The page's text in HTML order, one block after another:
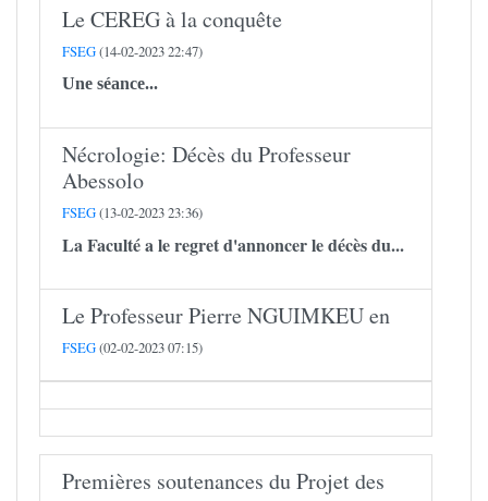
Le CEREG à la conquête
FSEG(14-02-2023 22:47)
Une séance...
Nécrologie: Décès du Professeur
Abessolo
FSEG(13-02-2023 23:36)
La Faculté a le regret d'annoncer le décès du...
Le Professeur Pierre NGUIMKEU en
FSEG(02-02-2023 07:15)
Premières soutenances du Projet des